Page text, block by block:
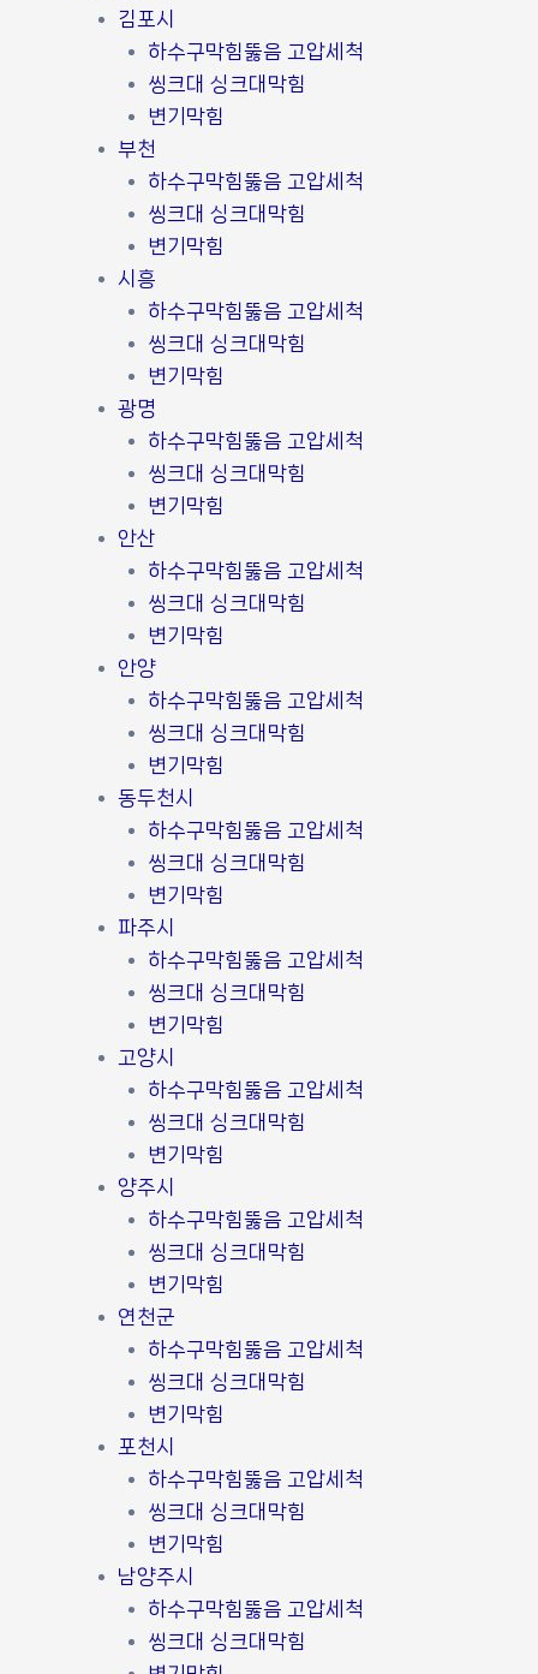
김포시
하수구막힘뚫음 고압세척
씽크대 싱크대막힘
변기막힘
부천
하수구막힘뚫음 고압세척
씽크대 싱크대막힘
변기막힘
시흥
하수구막힘뚫음 고압세척
씽크대 싱크대막힘
변기막힘
광명
하수구막힘뚫음 고압세척
씽크대 싱크대막힘
변기막힘
안산
하수구막힘뚫음 고압세척
씽크대 싱크대막힘
변기막힘
안양
하수구막힘뚫음 고압세척
씽크대 싱크대막힘
변기막힘
동두천시
하수구막힘뚫음 고압세척
씽크대 싱크대막힘
변기막힘
파주시
하수구막힘뚫음 고압세척
씽크대 싱크대막힘
변기막힘
고양시
하수구막힘뚫음 고압세척
씽크대 싱크대막힘
변기막힘
양주시
하수구막힘뚫음 고압세척
씽크대 싱크대막힘
변기막힘
연천군
하수구막힘뚫음 고압세척
씽크대 싱크대막힘
변기막힘
포천시
하수구막힘뚫음 고압세척
씽크대 싱크대막힘
변기막힘
남양주시
하수구막힘뚫음 고압세척
씽크대 싱크대막힘